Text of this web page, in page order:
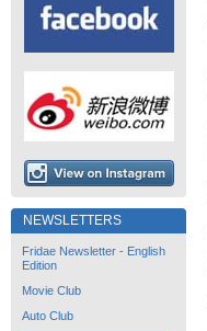
NEWSLETTERS
Fridae Newsletter - English
Edition
Movie Club
Auto Club